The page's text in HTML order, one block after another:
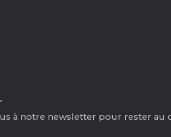
à notre newsletter pour rester au